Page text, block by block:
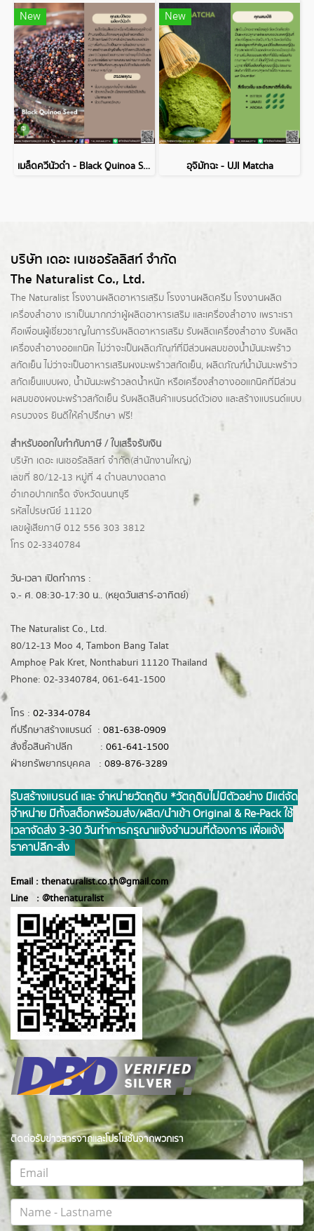
New
เมล็ดควีนัวดำ - Black Quinoa Seed
New
อุจิมัทฉะ - UJI Matcha
บริษัท เดอะ เนเชอรัลลิสท์ จำกัด
The Naturalist Co., Ltd.
The Naturalist โรงงานผลิตอาหารเสริม โรงงานผลิตครีม โรงงานผลิต
เครื่องสำอาง เราเป็นมากกว่าผู้ผลิตอาหารเสริม และเครื่องสำอาง เพราะเรา
คือเพื่อนผู้เชี่ยวชาญในการรับผลิตอาหารเสริม รับผลิตเครื่องสำอาง รับผลิต
เครื่องสำอางออแกนิค ไม่ว่าจะเป็นผลิตภัณฑ์ที่มีส่วนผสมของน้ำมันมะพร้าว
สกัดเย็น ไม่ว่าจะเป็นอาหารเสริมผงมะพร้าวสกัดเย็น, ผลิตภัณฑ์น้ำมันมะพร้าว
สกัดเย็นแบบผง, น้ำมันมะพร้าวลดน้ำหนัก หรือเครื่องสำอางออแกนิคที่มีส่วน
ผสมของผงมะพร้าวสกัดเย็น รับผลิตสินค้าแบรนด์ตัวเอง และสร้างแบรนด์แบบ
ครบวงจร ยินดีให้คำปรึกษา ฟรี!
สำหรับออกใบกำกับภาษี / ใบเสร็จรับเงิน
บริษัท เดอะ เนเชอรัลลิสท์ จำกัด(ส่านักงานใหญ่)
เลขที่ 80/12-13 หมู่ที่ 4 ตำบลบางตลาด
อำเภอปากเกร็ด จังหวัดนนทบุรี
รหัสไปรษณีย์ 11120
เลขผู้เสียภาษี 012 556 303 3812
โทร 02-3340784
วัน-เวลา เปิดทำการ :
จ.- ศ. 08:30-17:30 น.. (หยุดวันเสาร์-อาทิตย์)
The Naturalist Co., Ltd.
80/12-13 Moo 4, Tambon Bang Talat
Amphoe Pak Kret, Nonthaburi 11120 Thailand
Phone: 02-3340784, 061-641-1500
โทร : 02-334-0784
ที่ปรึกษาสร้างแบรนด์ : 081-638-0909
สั่งซื้อสินค้าปลีก : 061-641-1500
ฝ่ายทรัพยากรบุคคล : 089-876-3289
รับสร้างแบรนด์ และ จำหน่ายวัตถุดิบ *วัตถุดิบไม่มีตัวอย่าง มีแต่จัด
จำหน่าย มีทั้งสต็อกพร้อมส่ง/ผลิต/นำเข้า Original & Re-Pack ใช้
เวลาจัดส่ง 3-30 วันทำการ กรุณาแจ้งจำนวนที่ต้องการ เพื่อแจ้ง
ราคาปลีก-ส่ง
Email : thenaturalist.co.th@gmail.com
Line : @thenaturalist
ติดต่อรับข่าวสารจากและโปรโมชั่นจากพวกเรา